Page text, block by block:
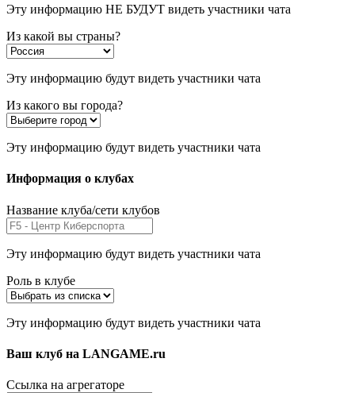
Эту информацию НЕ БУДУТ видеть участники чата
Из какой вы страны?
Эту информацию будут видеть участники чата
Из какого вы города?
Эту информацию будут видеть участники чата
Информация о клубах
Название клуба/сети клубов
Эту информацию будут видеть участники чата
Роль в клубе
Эту информацию будут видеть участники чата
Ваш клуб на LANGAME.ru
Ссылка на агрегаторе